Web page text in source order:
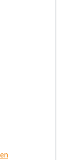
Informationen zum